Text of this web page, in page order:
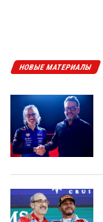
НОВЫЕ МАТЕРИАЛЫ